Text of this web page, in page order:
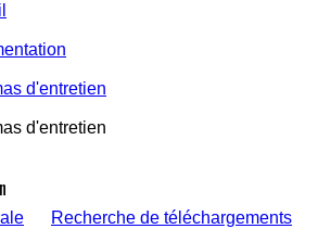
d'entretien
d'entretien
Recherche de téléchargements